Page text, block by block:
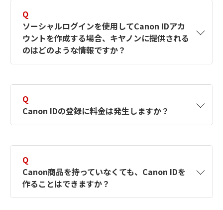
す。詳しい作成方法は【カメラ】Canon IDとは
何ですか？Canon IDの作成方法は？をご確認く
ださい。
Q
ソーシャルログインを使用してCanon IDアカ
ウントを作成する場合、キヤノンに提供される
のはどのような情報ですか？
択したサービスから取得します。アカウントを
簡単に作成できるように、この情報を使用して
Canon IDの登録フォームを入力します。
Q
Canon IDの登録に料金は発生しますか？
Q
Canon商品を持っていなくても、Canon IDを
作ることはできますか？